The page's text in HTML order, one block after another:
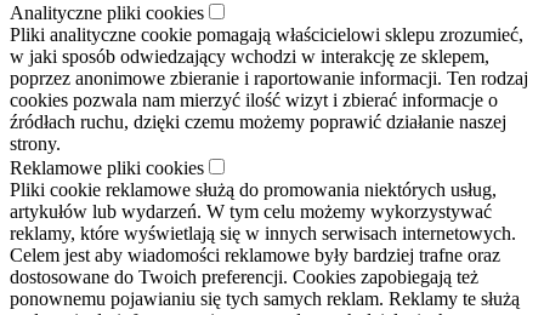
Analityczne pliki cookies
Pliki analityczne cookie pomagają właścicielowi sklepu zrozumieć,
w jaki sposób odwiedzający wchodzi w interakcję ze sklepem,
poprzez anonimowe zbieranie i raportowanie informacji. Ten rodzaj
cookies pozwala nam mierzyć ilość wizyt i zbierać informacje o
źródłach ruchu, dzięki czemu możemy poprawić działanie naszej
strony.
Reklamowe pliki cookies
Pliki cookie reklamowe służą do promowania niektórych usług,
artykułów lub wydarzeń. W tym celu możemy wykorzystywać
reklamy, które wyświetlają się w innych serwisach internetowych.
Celem jest aby wiadomości reklamowe były bardziej trafne oraz
dostosowane do Twoich preferencji. Cookies zapobiegają też
ponownemu pojawianiu się tych samych reklam. Reklamy te służą